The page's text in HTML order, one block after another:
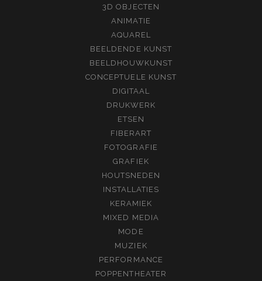
3D OBJECTEN
ANIMATIE
AQUAREL
BEELDENDE KUNST
BEELDHOUWKUNST
CONCEPTUELE KUNST
DIGITAAL
DRUKWERK
ETSEN
FIBERART
FOTOGRAFIE
GRAFIEK
HOUTSNEDEN
INSTALLATIES
KERAMIEK
MIXED MEDIA
MODE
MUZIEK
PERFORMANCE
POPPENTHEATER